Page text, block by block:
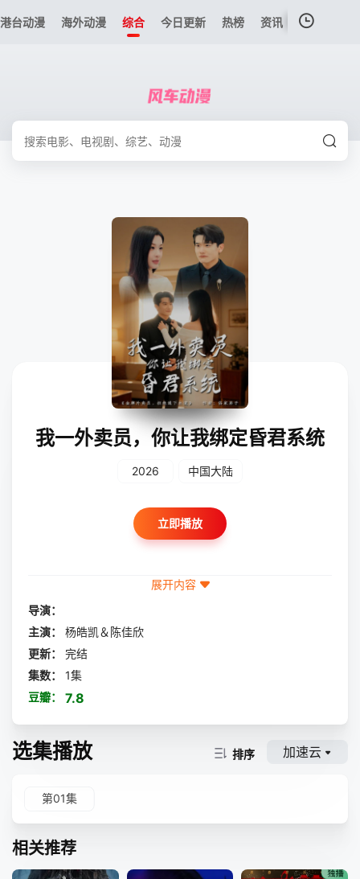
港台动漫 海外动漫 综合 今日更新 热榜 资讯
我一外卖员，你让我绑定昏君系统
2026 中国大陆
立即播放
展开内容
导演：
主演：
杨皓凯＆陈佳欣
更新：
完结
集数：
1集
豆瓣：
7.8
选集播放 排序 加速云
第01集
相关推荐